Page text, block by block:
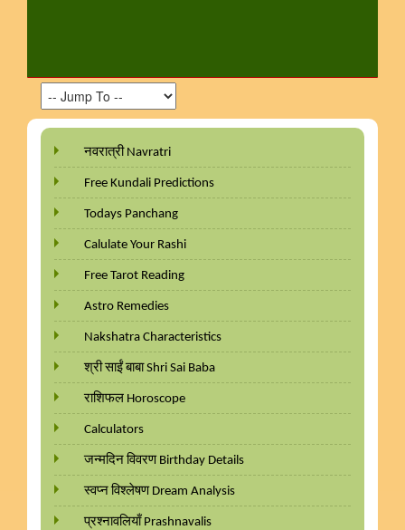
नवरात्री Navratri
Free Kundali Predictions
Todays Panchang
Calulate Your Rashi
Free Tarot Reading
Astro Remedies
Nakshatra Characteristics
श्री साईं बाबा Shri Sai Baba
राशिफल Horoscope
Calculators
जन्मदिन विवरण Birthday Details
स्वप्न विश्लेषण Dream Analysis
प्रश्नावलियाँ Prashnavalis